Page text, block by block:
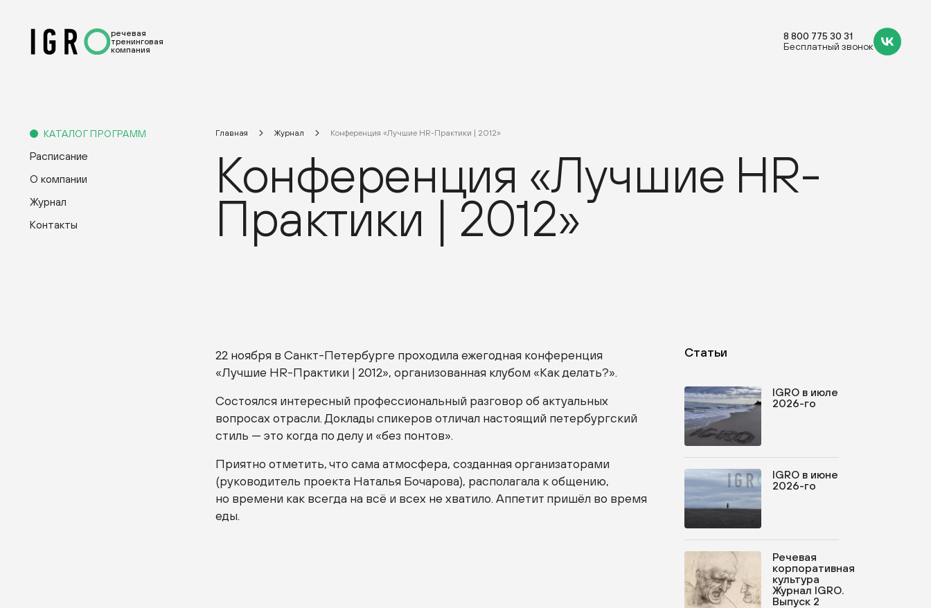
речевая
тренинговая
компания
8 800 775 30 31
Бесплатный звонок
КАТАЛОГ ПРОГРАММ
Расписание
О компании
Журнал
Контакты
Главная Журнал Конференция «Лучшие HR-Практики | 2012»
Конференция «Лучшие HR-
Практики | 2012»
22 ноября вСанкт-Петербурге проходила ежегодная конференция
«Лучшие HR-Практики | 2012», организованная клубом «Как делать?».
Состоялся интересный профессиональный разговор об актуальных
вопросах отрасли. Доклады спикеров отличал настоящий петербургский
стиль — это когда по делу и «без понтов».
Приятно отметить, что сама атмосфера, созданная организаторами
(руководитель проекта Наталья Бочарова), располагала к общению,
но времени как всегда на всё и всех не хватило. Аппетит пришёл во время
еды.
Статьи
IGRO в июле
2026-го
IGRO в июне
2026-го
Речевая
корпоративная
культура
Журнал IGRO.
Выпуск 2